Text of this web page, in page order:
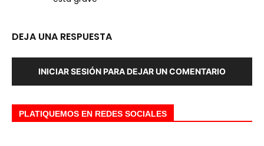
DEJA UNA RESPUESTA
INICIAR SESIÓN PARA DEJAR UN COMENTARIO
PLATIQUEMOS EN REDES SOCIALES